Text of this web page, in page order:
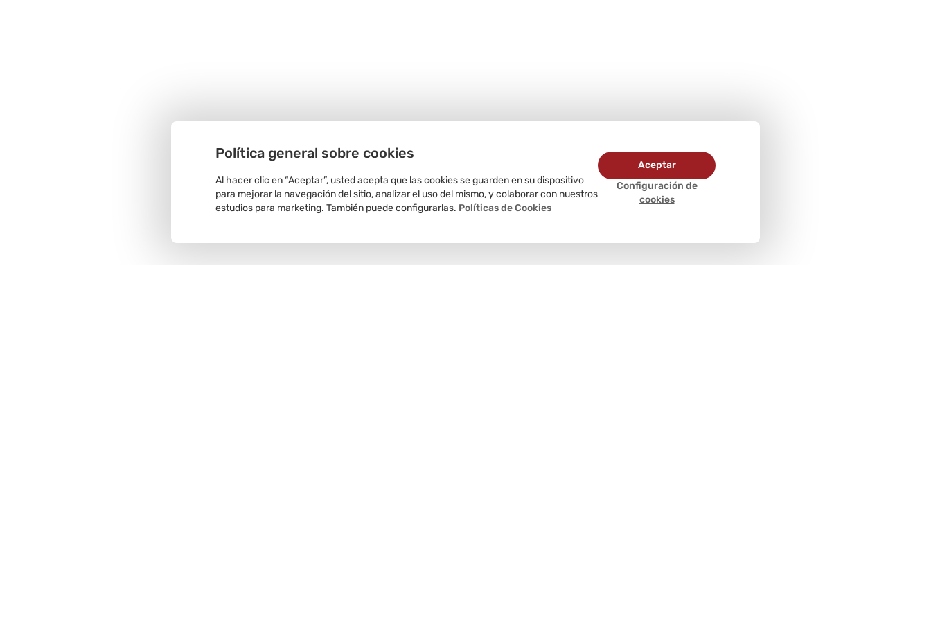
Política general sobre cookies
Al hacer clic en “Aceptar”, usted acepta que las cookies se guarden en su dispositivo
para mejorar la navegación del sitio, analizar el uso del mismo, y colaborar con nuestros
estudios para marketing. También puede configurarlas. Políticas de Cookies
Configuración de
cookies
Aceptar